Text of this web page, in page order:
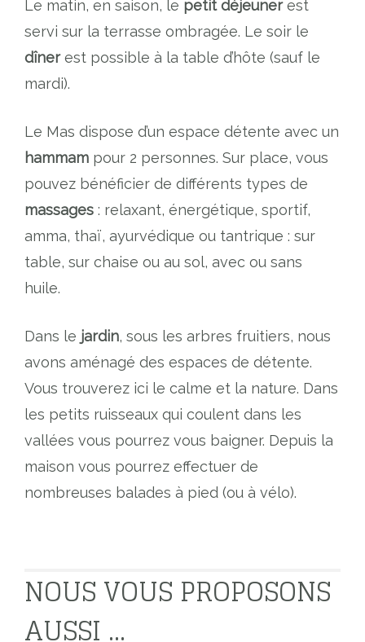
Le matin, en saison, le petit déjeunerest
servi sur la terrasse ombragée. Le soir le
dînerest possible à la table d’hôte (sauf le
mardi).
Le Mas dispose d’un espace détente avec un
hammam pour 2 personnes. Sur place, vous
pouvez bénéficier de différents types de
massages : relaxant, énergétique, sportif,
amma, thaï, ayurvédique ou tantrique : sur
table, sur chaise ou au sol, avec ou sans
huile.
Dans le jardin, sous les arbres fruitiers, nous
avons aménagé des espaces de détente.
Vous trouverez ici le calme et la nature. Dans
les petits ruisseaux qui coulent dans les
vallées vous pourrez vous baigner. Depuis la
maison vous pourrez effectuer de
nombreuses balades à pied (ou à vélo).
NOUS VOUS PROPOSONS
AUSSI ...